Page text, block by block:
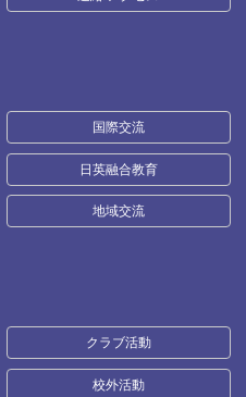
国際交流
日英融合教育
地域交流
クラブ活動
校外活動